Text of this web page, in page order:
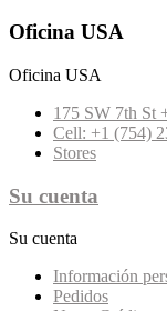
Oficina USA
Oficina USA
175 SW 7th St
Cell: +1 (754)
Stores
Su cuenta
Su cuenta
Información
Pedidos